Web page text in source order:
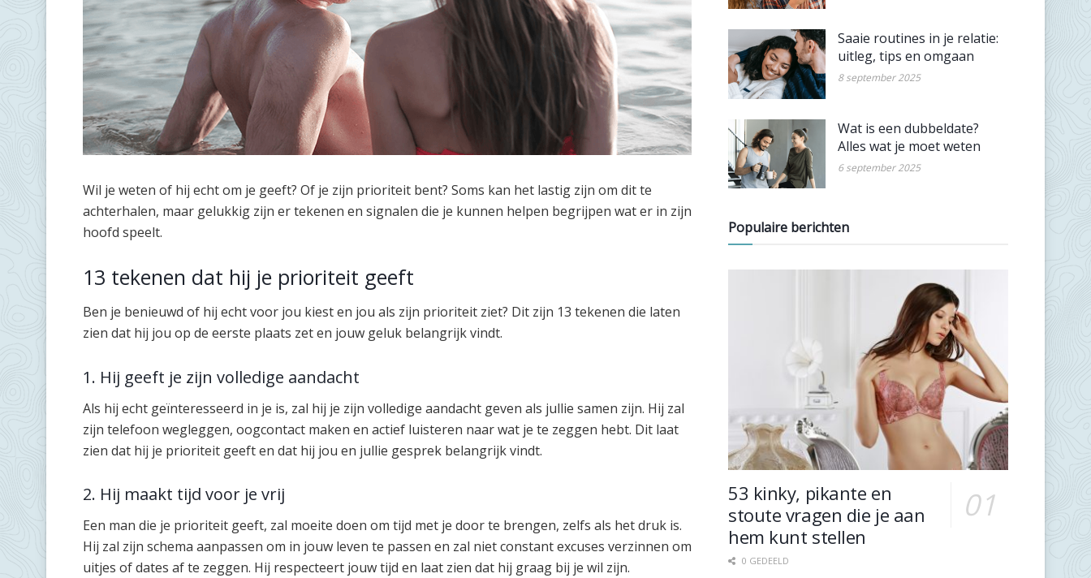
Wil je weten of hij echt om je geeft? Of je zijn prioriteit bent? Soms kan het lastig zijn om dit te
achterhalen, maar gelukkig zijn er tekenen en signalen die je kunnen helpen begrijpen wat er in zijn
hoofd speelt.
13 tekenen dat hij je prioriteit geeft
Ben je benieuwd of hij echt voor jou kiest en jou als zijn prioriteit ziet? Dit zijn 13 tekenen die laten
zien dat hij jou op de eerste plaats zet en jouw geluk belangrijk vindt.
1. Hij geeft je zijn volledige aandacht
Als hij echt geïnteresseerd in je is, zal hij je zijn volledige aandacht geven als jullie samen zijn. Hij zal
zijn telefoon wegleggen, oogcontact maken en actief luisteren naar wat je te zeggen hebt. Dit laat
zien dat hij je prioriteit geeft en dat hij jou en jullie gesprek belangrijk vindt.
2. Hij maakt tijd voor je vrij
Een man die je prioriteit geeft, zal moeite doen om tijd met je door te brengen, zelfs als het druk is.
Hij zal zijn schema aanpassen om in jouw leven te passen en zal niet constant excuses verzinnen om
uitjes of dates af te zeggen. Hij respecteert jouw tijd en laat zien dat hij graag bij je wil zijn.
Saaie routines in je relatie:
uitleg, tips en omgaan
8 september 2025
Wat is een dubbeldate?
Alles wat je moet weten
6 september 2025
Populaire berichten
53 kinky, pikante en
stoute vragen die je aan
hem kunt stellen
0 GEDEELD